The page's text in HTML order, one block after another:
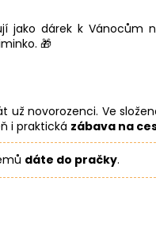
jako dárek k Vánocům
🎁
už novorozenci. Ve
i praktická zábava na
dáte do pračky.